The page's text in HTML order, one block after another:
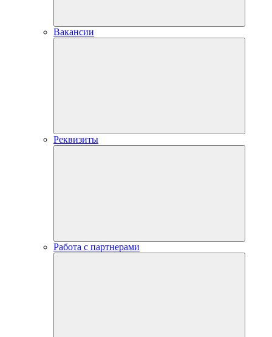
Вакансии
Реквизиты
Работа с партнерами